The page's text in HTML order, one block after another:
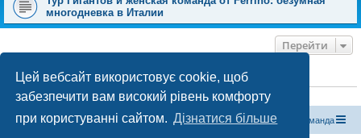
Цей вебсайт використовує cookie, щоб
забезпечити вам високий рівень комфорту
при користуванні сайтом. Дізнатися більше
многодневка в Италии
Перейти
ХТО ЗАРАЗ ОНЛАЙН
Зараз переглядають цей форум:ClaudeBot [бот ШІ]і 1 гість
Магазин спорядження Туристичний форум «Рюкзак» Команда